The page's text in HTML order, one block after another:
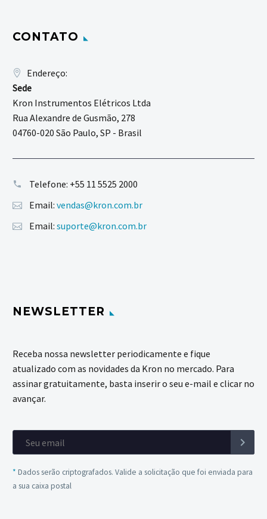
CONTATO
Endereço:
Sede
Kron Instrumentos Elétricos Ltda
Rua Alexandre de Gusmão, 278
04760-020 São Paulo, SP - Brasil
Telefone: +55 11 5525 2000
Email: vendas@kron.com.br
Email: suporte@kron.com.br
NEWSLETTER
Receba nossa newsletter periodicamente e fique
atualizado com as novidades da Kron no mercado. Para
assinar gratuitamente, basta inserir o seu e-mail e clicar no
avançar.
* Dados serão criptografados. Valide a solicitação que foi enviada para
a sua caixa postal